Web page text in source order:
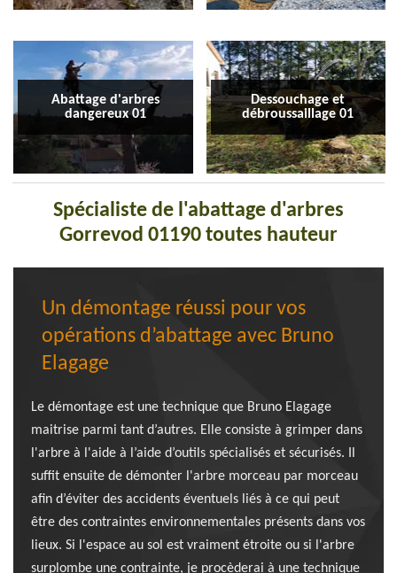
Abattage d'arbres
dangereux 01
Dessouchage et
débroussaillage 01
Spécialiste de l'abattage d'arbres
Gorrevod 01190 toutes hauteur
Un démontage réussi pour vos
opérations d’abattage avec Bruno
Elagage
Le démontage est une technique que Bruno Elagage
maitrise parmi tant d’autres. Elle consiste à grimper dans
l'arbre à l'aide à l’aide d’outils spécialisés et sécurisés. Il
suffit ensuite de démonter l'arbre morceau par morceau
afin d’éviter des accidents éventuels liés à ce qui peut
être des contraintes environnementales présents dans vos
lieux. Si l'espace au sol est vraiment étroite ou si l'arbre
surplombe une contrainte, je procèderai à une technique